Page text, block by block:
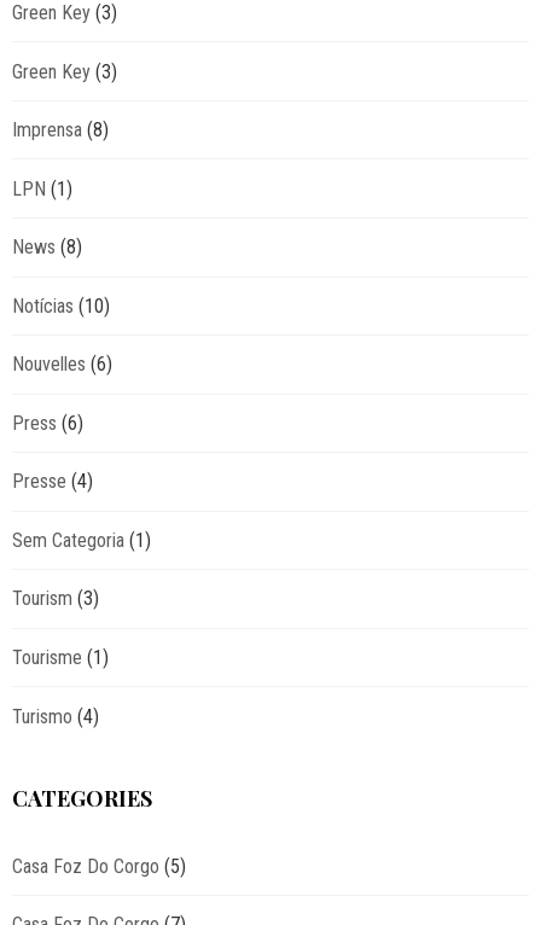
Green Key (3)
Green Key (3)
Imprensa (8)
LPN (1)
News (8)
Notícias (10)
Nouvelles (6)
Press (6)
Presse (4)
Sem Categoria (1)
Tourism (3)
Tourisme (1)
Turismo (4)
CATEGORIES
Casa Foz Do Corgo (5)